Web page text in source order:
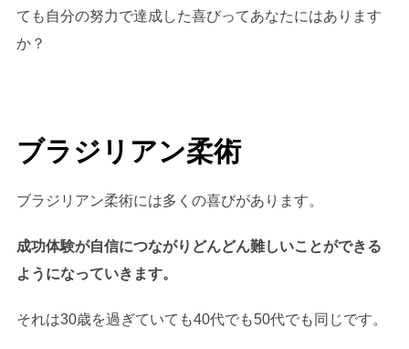
ても自分の努力で達成した喜びってあなたにはあります
か？
ブラジリアン柔術
ブラジリアン柔術には多くの喜びがあります。
成功体験が自信につながりどんどん難しいことができる
ようになっていきます。
それは30歳を過ぎていても40代でも50代でも同じです。